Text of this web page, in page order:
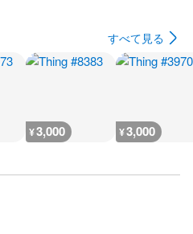
すべて見る
¥3,000 ¥3,000